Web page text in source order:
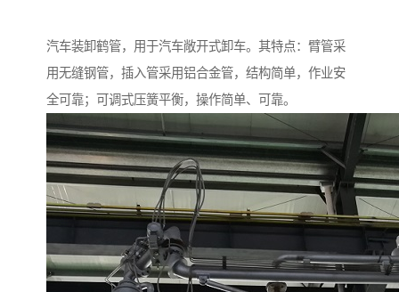
汽车装卸鹤管，用于汽车敞开式卸车。其特点：臂管采
用无缝钢管，插入管采用铝合金管，结构简单，作业安
全可靠；可调式压簧平衡，操作简单、可靠。